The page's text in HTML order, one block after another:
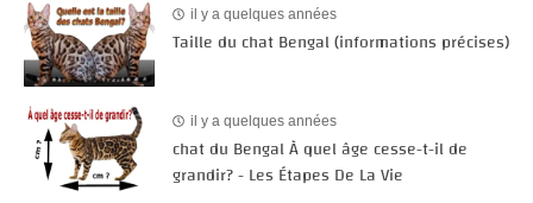
il y a quelques années
Taille du chat Bengal (informations précises)
il y a quelques années
chat du Bengal À quel âge cesse-t-il de
grandir? - Les Étapes De La Vie